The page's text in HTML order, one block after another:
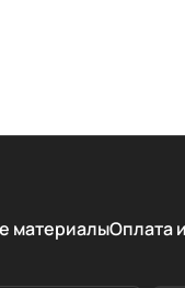
материалыОплата